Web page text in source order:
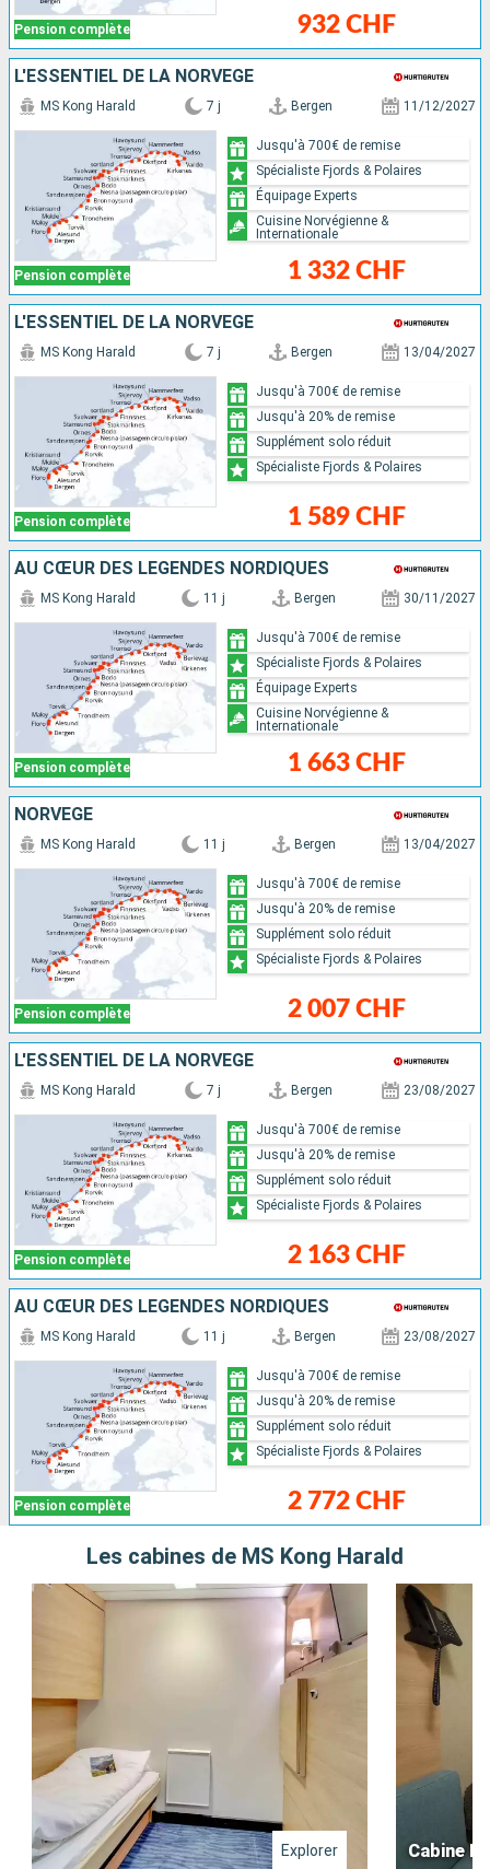
Pension complète 932 CHF
L'ESSENTIEL DE LA NORVÈGE
Pension complète
MS Kong Harald 7 j Bergen 11/12/2027
1 332 CHF
Jusqu'à 700€ de remise
Spécialiste Fjords & Polaires
Équipage Experts
Cuisine Norvégienne &
Internationale
L'ESSENTIEL DE LA NORVÈGE
Pension complète
MS Kong Harald 7 j Bergen 13/04/2027
1 589 CHF
Jusqu'à 700€ de remise
Jusqu'à 20% de remise
Supplément solo réduit
Spécialiste Fjords & Polaires
AU CŒUR DES LÉGENDES NORDIQUES
Pension complète
MS Kong Harald 11 j Bergen 30/11/2027
1 663 CHF
Jusqu'à 700€ de remise
Spécialiste Fjords & Polaires
Équipage Experts
Cuisine Norvégienne &
Internationale
NORVÈGE
Pension complète
MS Kong Harald 11 j Bergen 13/04/2027
2 007 CHF
Jusqu'à 700€ de remise
Jusqu'à 20% de remise
Supplément solo réduit
Spécialiste Fjords & Polaires
L'ESSENTIEL DE LA NORVÈGE
Pension complète
MS Kong Harald 7 j Bergen 23/08/2027
2 163 CHF
Jusqu'à 700€ de remise
Jusqu'à 20% de remise
Supplément solo réduit
Spécialiste Fjords & Polaires
AU CŒUR DES LÉGENDES NORDIQUES
Pension complète
MS Kong Harald 11 j Bergen 23/08/2027
2 772 CHF
Jusqu'à 700€ de remise
Jusqu'à 20% de remise
Supplément solo réduit
Spécialiste Fjords & Polaires
Les cabines de MS Kong Harald
Explorer Cabine